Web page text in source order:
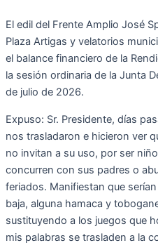
El edil del Frente Amplio José
Plaza Artigas y velatorios
el balance financiero de la
la sesión ordinaria de la Junta
de julio de 2026.
Expuso: Sr. Presidente, días
nos trasladaron e hicieron ver
no invitan a su uso, por ser
concurren con sus padres o
feriados. Manifiestan que
baja, alguna hamaca y
sustituyendo a los juegos que
mis palabras se trasladen a la